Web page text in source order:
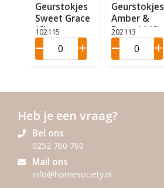
Geurstokjes
Sweet Grace
(6)
102115
Geurstokjes
Amber &
Emerald (6)
202113
Heb je een vraag?
Bel ons
0252 760 760
Mail ons
info@homesociety.nl